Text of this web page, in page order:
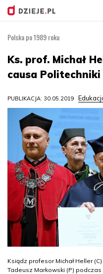
Polska po 1989 roku
Ks. prof. Michał
causa Politechniki
PUBLIKACJA: 30.05.2019
Ksiądz profesor Michał Heller
Tadeusz Markowski (P)